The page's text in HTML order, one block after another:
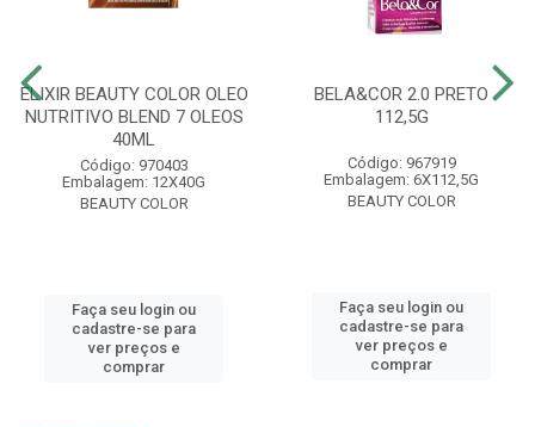
ELIXIR BEAUTY COLOR OLEO
NUTRITIVO BLEND 7 OLEOS
40ML
Código: 970403
Embalagem: 12X40G
BEAUTY COLOR
Faça seu login ou
cadastre-se para
ver preços e
comprar
BELA&COR 2.0 PRETO
112,5G
Código: 967919
Embalagem: 6X112,5G
BEAUTY COLOR
Faça seu login ou
cadastre-se para
ver preços e
comprar